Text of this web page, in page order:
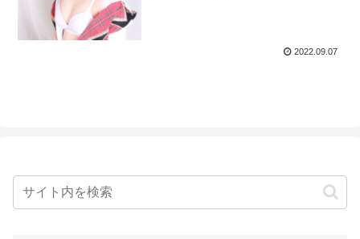
2022.09.07